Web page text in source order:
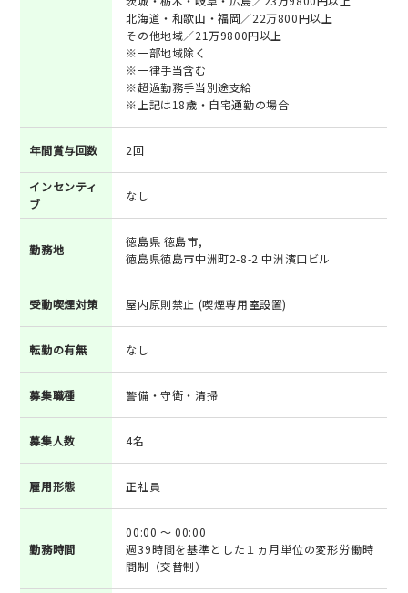
北海道・和歌山・福岡／22万800円以上
その他地域／21万9800円以上
※一部地域除く
※一律手当含む
※超過勤務手当別途支給
※上記は18歳・自宅通勤の場合
年間賞与回数 2回
インセンティ
ブ
なし
勤務地
徳島県 徳島市,
徳島県徳島市中洲町2-8-2 中洲濱口ビル
受動喫煙対策 屋内原則禁止 (喫煙専用室設置)
転勤の有無 なし
募集職種 警備・守衛・清掃
募集人数 4名
雇用形態 正社員
勤務時間
00:00 ～ 00:00
週39時間を基準とした１ヵ月単位の変形労働時
間制（交替制）